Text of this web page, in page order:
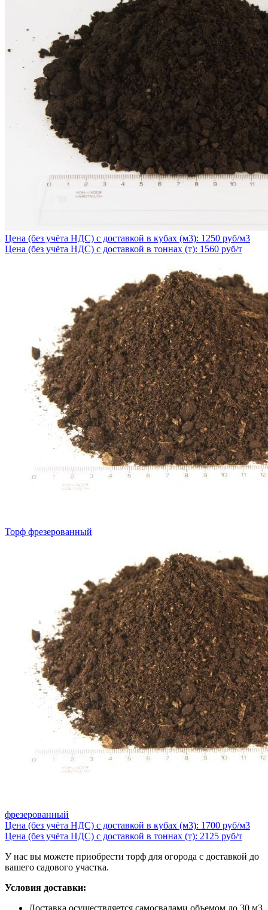
Цена (без учёта НДС) с доставкой в кубах (м3): 1250 руб/м3
Цена (без учёта НДС) с доставкой в тоннах (т): 1560 руб/т
Торф фрезерованный
фрезерованный
Цена (без учёта НДС) с доставкой в кубах (м3): 1700 руб/м3
Цена (без учёта НДС) с доставкой в тоннах (т): 2125 руб/т
У нас вы можете приобрести торф для огорода с доставкой до
вашего садового участка.
Условия доставки:
Доставка осуществляется самосвалами объемом до 30 м3